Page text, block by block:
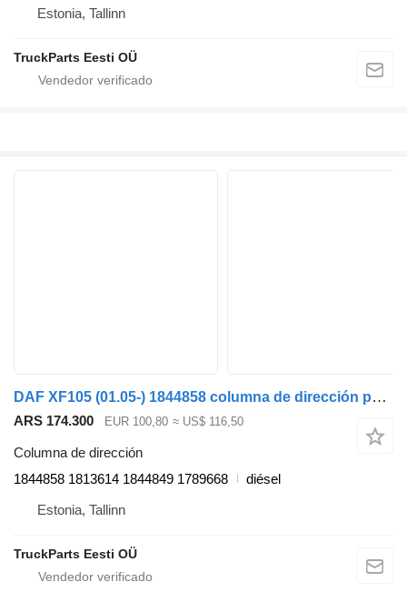
Estonia, Tallinn
TruckParts Eesti OÜ
DAF XF105 (01.05-) 1844858 columna de dirección para DAF XF95, XF105 (2001-2014) cabeza tractora
ARS 174.300 EUR 100,80 ≈ US$ 116,50
Columna de dirección
1844858 1813614 1844849 1789668
diésel
Estonia, Tallinn
TruckParts Eesti OÜ